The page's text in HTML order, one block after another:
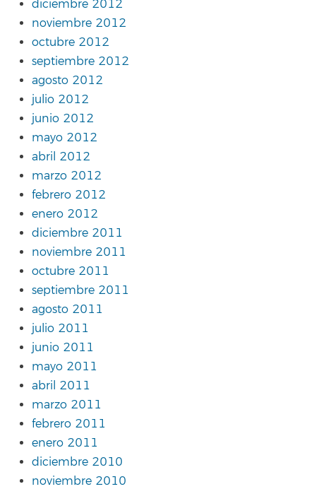
diciembre 2012
noviembre 2012
octubre 2012
septiembre 2012
agosto 2012
julio 2012
junio 2012
mayo 2012
abril 2012
marzo 2012
febrero 2012
enero 2012
diciembre 2011
noviembre 2011
octubre 2011
septiembre 2011
agosto 2011
julio 2011
junio 2011
mayo 2011
abril 2011
marzo 2011
febrero 2011
enero 2011
diciembre 2010
noviembre 2010